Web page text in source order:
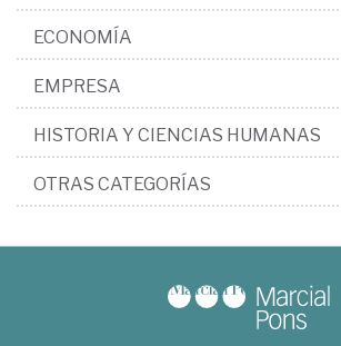
ECONOMÍA
EMPRESA
HISTORIA Y CIENCIAS HUMANAS
OTRAS CATEGORÍAS